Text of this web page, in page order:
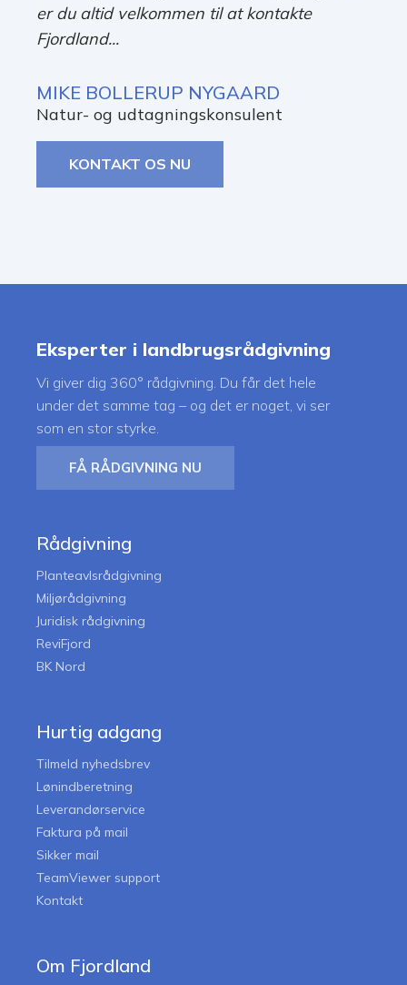
er du altid velkommen til at kontakte
Fjordland...
MIKE BOLLERUP NYGAARD
Natur- og udtagningskonsulent
KONTAKT OS NU
Eksperter i landbrugsrådgivning
Vi giver dig 360° rådgivning. Du får det hele
under det samme tag – og det er noget, vi ser
som en stor styrke.
FÅ RÅDGIVNING NU
Rådgivning
Planteavlsrådgivning
Miljørådgivning
Juridisk rådgivning
ReviFjord
BK Nord
Hurtig adgang
Tilmeld nyhedsbrev
Lønindberetning
Leverandørservice
Faktura på mail
Sikker mail
TeamViewer support
Kontakt
Om Fjordland